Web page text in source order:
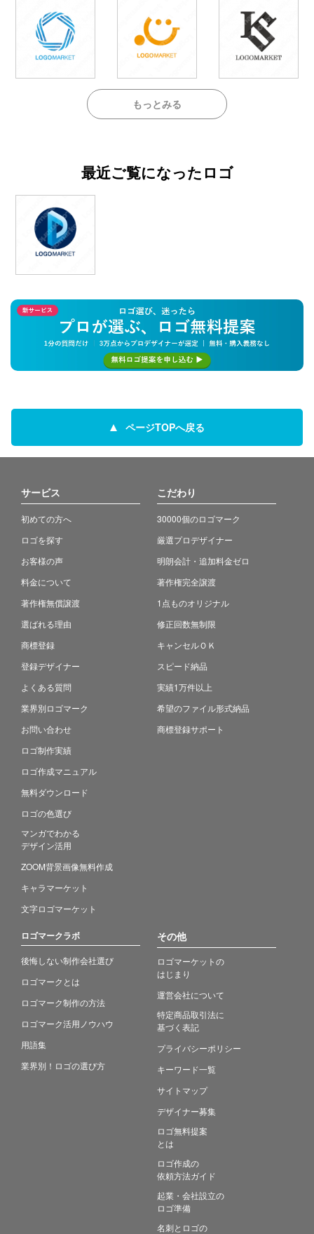
もっとみる
最近ご覧になったロゴ
ページTOPへ戻る
サービス
初めての方へ
ロゴを探す
お客様の声
料金について
著作権無償譲渡
選ばれる理由
商標登録
登録デザイナー
よくある質問
業界別ロゴマーク
お問い合わせ
ロゴ制作実績
ロゴ作成マニュアル
無料ダウンロード
ロゴの色選び
マンガでわかる
デザイン活用
ZOOM背景画像無料作成
キャラマーケット
文字ロゴマーケット
こだわり
30000個のロゴマーク
厳選プロデザイナー
明朗会計・追加料金ゼロ
著作権完全譲渡
1点ものオリジナル
修正回数無制限
キャンセルＯＫ
スピード納品
実績1万件以上
希望のファイル形式納品
商標登録サポート
ロゴマークラボ
後悔しない制作会社選び
ロゴマークとは
ロゴマーク制作の方法
ロゴマーク活用ノウハウ
用語集
業界別！ロゴの選び方
その他
ロゴマーケットの
はじまり
運営会社について
特定商品取引法に
基づく表記
プライバシーポリシー
キーワード一覧
サイトマップ
デザイナー募集
ロゴ無料提案
とは
ロゴ作成の
依頼方法ガイド
起業・会社設立の
ロゴ準備
名刺とロゴの